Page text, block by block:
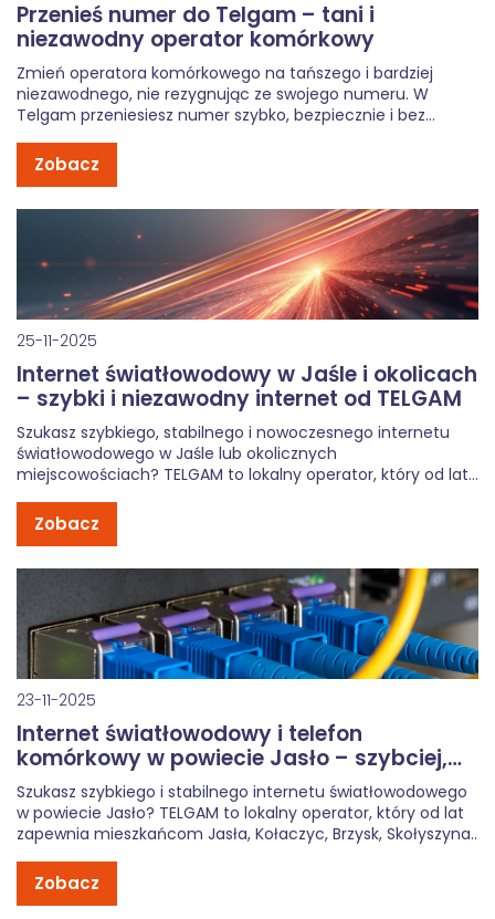
Przenieś numer do Telgam – tani i
niezawodny operator komórkowy
Zmień operatora komórkowego na tańszego i bardziej
niezawodnego, nie rezygnując ze swojego numeru. W
Telgam przeniesiesz numer szybko, bezpiecznie i bez
Telgam? Coraz więcej osób szuka taniego i niezawodnego
operatora komórkowego, który oferuje uczciwe warunki bez
Zobacz
25-11-2025
Internet światłowodowy w Jaśle i okolicach
– szybki i niezawodny internet od TELGAM
Szukasz szybkiego, stabilnego i nowoczesnego internetu
światłowodowego w Jaśle lub okolicznych
miejscowościach? TELGAM to lokalny operator, który od lat
regionu. Dzięki własnej infrastrukturze światłowodowej
zapewniamy wysoką jakość usług oraz krótkie czasy
Zobacz
23-11-2025
Internet światłowodowy i telefon
komórkowy w powiecie Jasło – szybciej,
stabilniej, lokalnie
Szukasz szybkiego i stabilnego internetu światłowodowego
w powiecie Jasło? TELGAM to lokalny operator, który od lat
zapewnia mieszkańcom Jasła, Kołaczyc, Brzysk, Skołyszyna i
pakiety komórkowe. Dzięki nowoczesnej infrastrukturze
gwarantujemy: błyskawiczny internet światłowodowy do 1
Zobacz